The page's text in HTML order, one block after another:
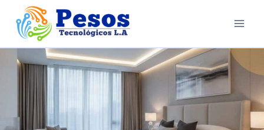
Saltar
contenido